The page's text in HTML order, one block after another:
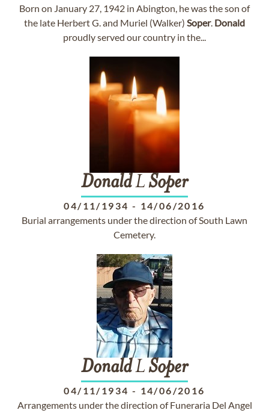
Born on January 27, 1942 in Abington, he was the son of
the late Herbert G. and Muriel (Walker) Soper. Donald
proudly served our country in the...
DonaldLSoper
04/11/1934 - 14/06/2016
Burial arrangements under the direction of South Lawn
Cemetery.
DonaldLSoper
04/11/1934 - 14/06/2016
Arrangements under the direction of Funeraria Del Angel